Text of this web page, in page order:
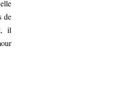
de
il